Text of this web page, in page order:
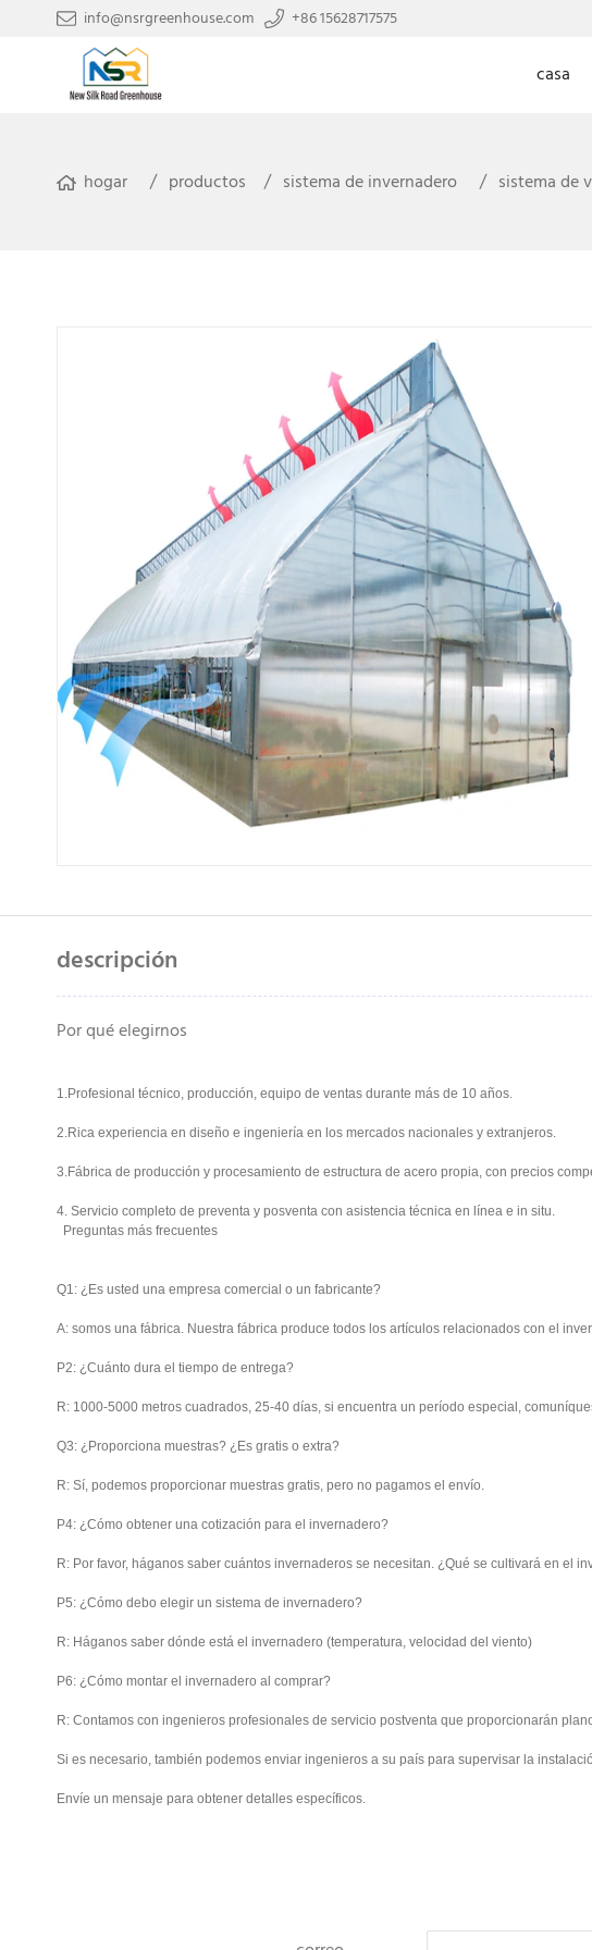
info@nsrgreenhouse.com +86 15628717575
casa
hogar productos sistema de invernadero sistema de
descripción
Por qué elegirnos
1.Profesional técnico, producción, equipo de ventas durante más de 10 años.
2.Rica experiencia en diseño e ingeniería en los mercados nacionales y extranjeros.
3.Fábrica de producción y procesamiento de estructura de acero propia, con precios
4. Servicio completo de preventa y posventa con asistencia técnica en línea e in situ.
Preguntas más frecuentes
Q1: ¿Es usted una empresa comercial o un fabricante?
A: somos una fábrica. Nuestra fábrica produce todos los artículos relacionados con el
P2: ¿Cuánto dura el tiempo de entrega?
R: 1000-5000 metros cuadrados, 25-40 días, si encuentra un período especial,
Q3: ¿Proporciona muestras? ¿Es gratis o extra?
R: Sí, podemos proporcionar muestras gratis, pero no pagamos el envío.
P4: ¿Cómo obtener una cotización para el invernadero?
R: Por favor, háganos saber cuántos invernaderos se necesitan. ¿Qué se cultivará en el
P5: ¿Cómo debo elegir un sistema de invernadero?
R: Háganos saber dónde está el invernadero (temperatura, velocidad del viento)
P6: ¿Cómo montar el invernadero al comprar?
R: Contamos con ingenieros profesionales de servicio postventa que proporcionarán
Si es necesario, también podemos enviar ingenieros a su país para supervisar la
Envíe un mensaje para obtener detalles específicos.